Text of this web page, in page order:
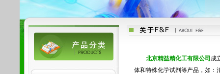
北京精益精化工有限公司 成
体和特殊化学试剂等产品，如：